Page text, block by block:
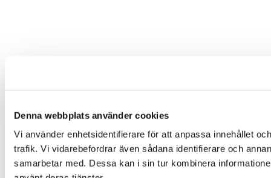
Denna webbplats använder cookies
Vi använder enhetsidentifierare för att anpassa innehållet
trafik. Vi vidarebefordrar även sådana identifierare och
samarbetar med. Dessa kan i sin tur kombinera